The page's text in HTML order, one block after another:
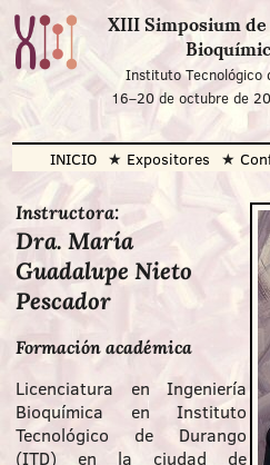
XIII Simposium
Instituto Tecnológico
16–20 de octubre de
INICIO Expositores
Instructora:
Dra. María
Guadalupe Nieto
Pescador
Formación académica
Licenciatura en Ingeniería
Bioquímica en Instituto
Tecnológico de Durango
(ITD) en la ciudad de